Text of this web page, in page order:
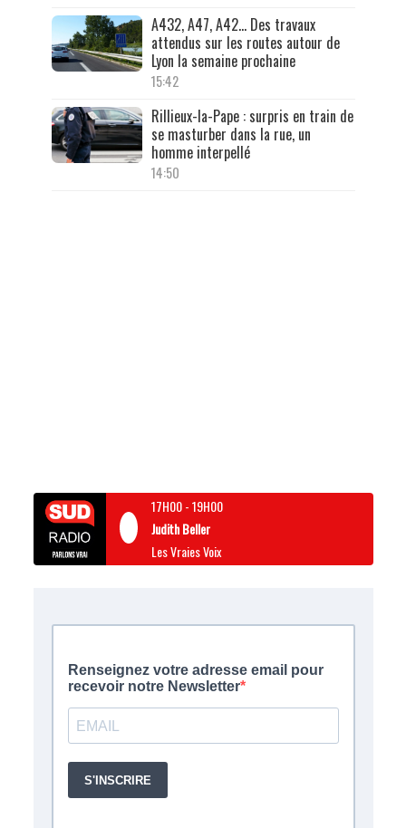
A432, A47, A42… Des travaux
attendus sur les routes autour de
Lyon la semaine prochaine
15:42
Rillieux-la-Pape : surpris en train de
se masturber dans la rue, un
homme interpellé
14:50
17H00-19H00
Judith Beller
Les Vraies Voix